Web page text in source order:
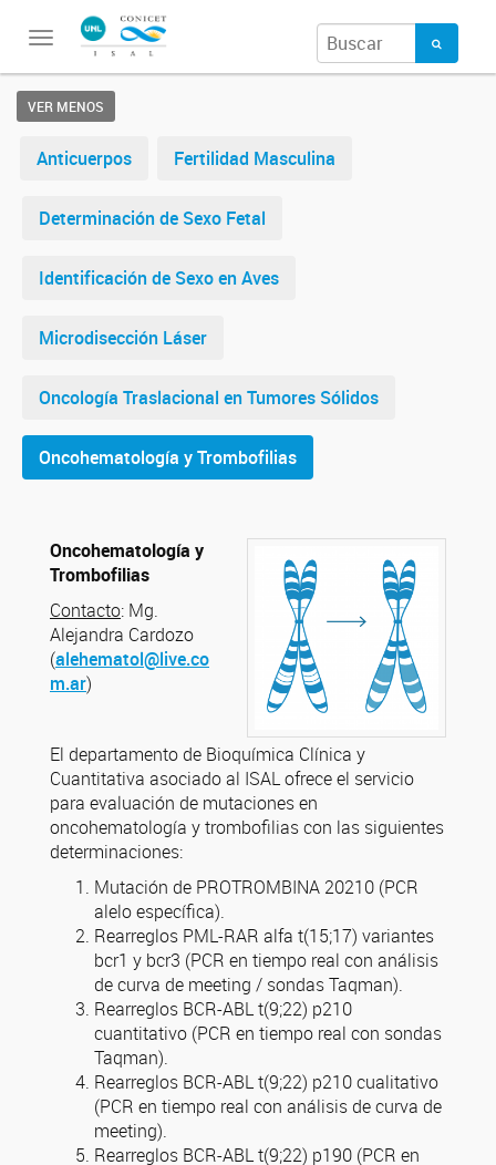
Toggle
VER MENOS
Anticuerpos Fertilidad Masculina
Determinación de Sexo Fetal
Identificación de Sexo en Aves
Microdisección Láser
Oncología Traslacional en Tumores Sólidos
Oncohematología y Trombofilias
Oncohematología y
Trombofilias
Contacto: Mg.
Alejandra Cardozo
(alehematol@live.co
m.ar)
El departamento de Bioquímica Clínica y
Cuantitativa asociado al ISAL ofrece el servicio
para evaluación de mutaciones en
oncohematología y trombofilias con las siguientes
determinaciones:
Mutación de PROTROMBINA 20210 (PCR
alelo específica).
Rearreglos PML-RAR alfa t(15;17) variantes
bcr1 y bcr3 (PCR en tiempo real con análisis
de curva de meeting / sondas Taqman).
Rearreglos BCR-ABL t(9;22) p210
cuantitativo (PCR en tiempo real con sondas
Taqman).
Rearreglos BCR-ABL t(9;22) p210 cualitativo
(PCR en tiempo real con análisis de curva de
meeting).
Rearreglos BCR-ABL t(9;22) p190 (PCR en